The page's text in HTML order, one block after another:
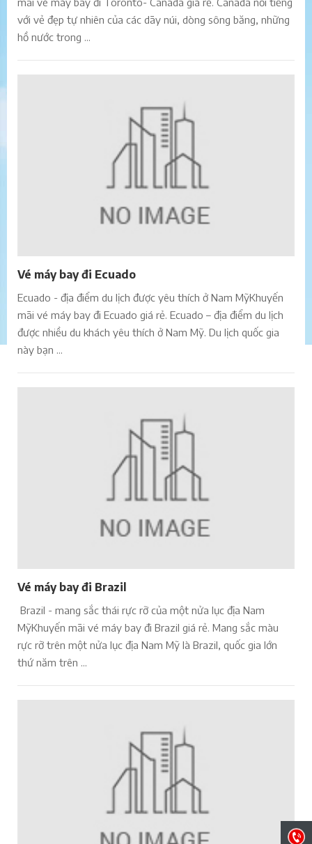
với vẻ đẹp tự nhiên của các dãy núi, dòng sông băng, những
hồ nước trong ...
Vé máy bay đi Ecuado
Ecuado - địa điểm du lịch được yêu thích ở Nam MỹKhuyến
mãi vé máy bay đi Ecuado giá rẻ. Ecuado – địa điểm du lịch
được nhiều du khách yêu thích ở Nam Mỹ. Du lịch quốc gia
này bạn ...
Vé máy bay đi Brazil
Brazil - mang sắc thái rực rỡ của một nửa lục địa Nam
MỹKhuyến mãi vé máy bay đi Brazil giá rẻ. Mang sắc màu
rực rỡ trên một nửa lục địa Nam Mỹ là Brazil, quốc gia lớn
thứ năm trên ...